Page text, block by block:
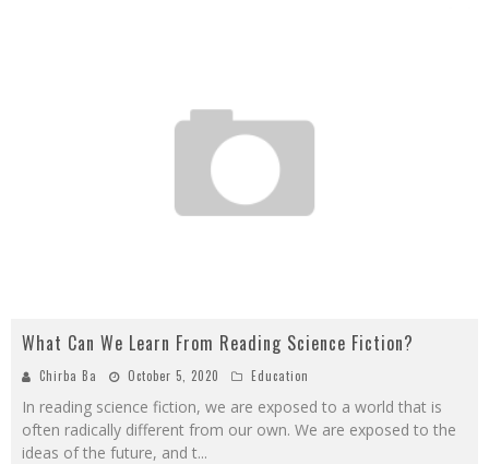
What Can We Learn From Reading Science Fiction?
Chirba Ba October 5, 2020 Education
In reading science fiction, we are exposed to a world that is
often radically different from our own. We are exposed to the
ideas of the future, and t...